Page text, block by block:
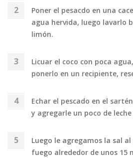
Poner el pesacdo en una
agua hervida, luego lavarlo
limón.
Licuar el coco con poca
ponerlo en un recipiente,
Echar el pescado en el
y agregarle un poco de leche
Luego le agregamos la sal
fuego alrededor de unos 15